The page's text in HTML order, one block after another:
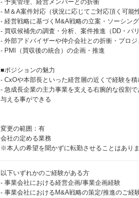
- 予実管理、経営メンバーとの折衝
- M＆A案件対応（状況に応じてご対応頂く可能
- 経営戦略に基づくM&A戦略の立案・ソーシング
- 買収候補先の調査・分析、案件推進（DD・バ
- 外部アドバイザーや仲介会社との折衝・プロジ
- PMI（買収後の統合）の企画・推進
■ポジションの魅力
- CxOや本部長といった経営層の近くで経験を
- 急成長企業の主力事業を支える右腕的な役割
与える事ができる
変更の範囲：有
会社の定める業務
※本人の希望を聞かずに転勤させることはありま
以下いずれかのご経験がある方
- 事業会社における経営企画/事業企画経験
- 事業会社におけるM&A戦略の策定/推進のご経